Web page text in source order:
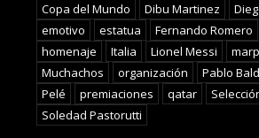
Copa del Mundo
Dibu Martinez
emotivo
estatua Fernando Romero
homenaje
Italia Lionel Messi
Muchachos
organización Pablo
Pelé
premiaciones qatar
Soledad Pastorutti